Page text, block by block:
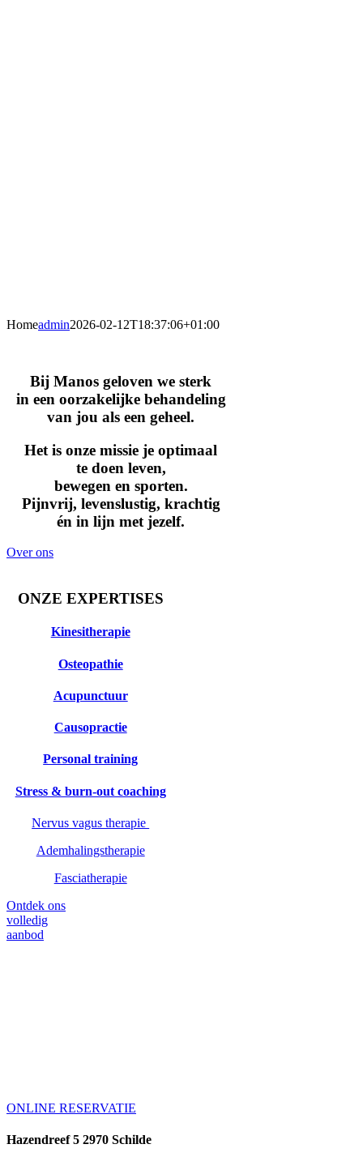
Homeadmin2026-02-12T18:37:06+01:00
Bij Manos geloven we sterk
in een oorzakelijke behandeling
van jou als een geheel.
Het is onze missie je optimaal
te doen leven,
bewegen en sporten.
Pijnvrij, levenslustig, krachtig
én in lijn met jezelf.
Over ons
ONZE EXPERTISES
Kinesitherapie
Osteopathie
Acupunctuur
Causopractie
Personal training
Stress & burn-out coaching
Nervus vagus therapie
Ademhalingstherapie
Fasciatherapie
Ontdek ons
volledig
aanbod
ONLINE RESERVATIE
Hazendreef 5 2970 Schilde